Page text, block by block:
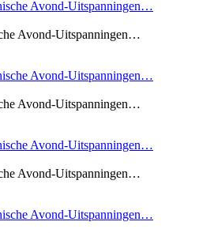
Avond-Uitspanningen…
Avond-Uitspanningen…
Avond-Uitspanningen…